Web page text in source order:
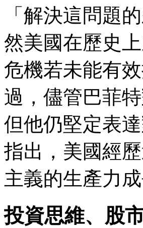
「解決這問題
然美國在歷史
危機若未能有
過，儘管巴菲
但他仍堅定表
指出，美國經
主義的生產力
投資思維、股